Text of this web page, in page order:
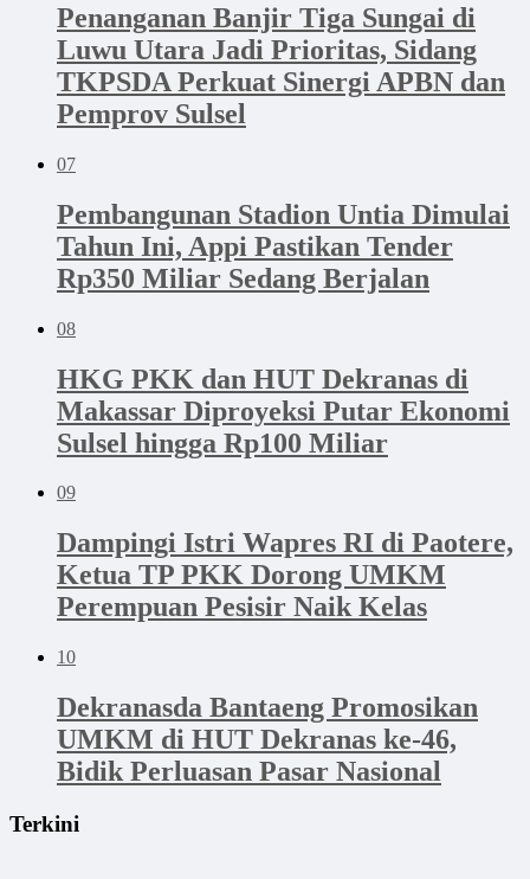
Penanganan Banjir Tiga Sungai di
Luwu Utara Jadi Prioritas, Sidang
TKPSDA Perkuat Sinergi APBN dan
Pemprov Sulsel
07
Pembangunan Stadion Untia Dimulai
Tahun Ini, Appi Pastikan Tender
Rp350 Miliar Sedang Berjalan
08
HKG PKK dan HUT Dekranas di
Makassar Diproyeksi Putar Ekonomi
Sulsel hingga Rp100 Miliar
09
Dampingi Istri Wapres RI di Paotere,
Ketua TP PKK Dorong UMKM
Perempuan Pesisir Naik Kelas
10
Dekranasda Bantaeng Promosikan
UMKM di HUT Dekranas ke-46,
Bidik Perluasan Pasar Nasional
Terkini